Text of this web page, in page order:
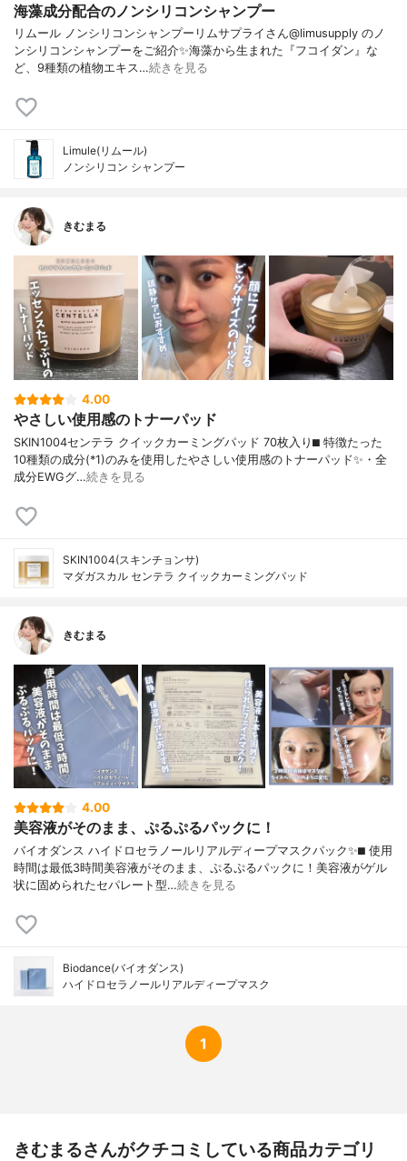
海藻成分配合のノンシリコンシャンプー
リムール ノンシリコンシャンプーリムサプライさん@limusupply のノ
ンシリコンシャンプーをご紹介✨海藻から生まれた『フコイダン』な
ど、9種類の植物エキス…続きを見る
Limule(リムール)
ノンシリコン シャンプー
きむまる
4.00
やさしい使用感のトナーパッド
SKIN1004センテラ クイックカーミングパッド 70枚入り⬛︎ 特徴たった
10種類の成分(*1)のみを使用したやさしい使用感のトナーパッド✨・全
成分EWGグ…続きを見る
SKIN1004(スキンチョンサ)
マダガスカル センテラ クイックカーミングパッド
きむまる
4.00
美容液がそのまま、ぷるぷるパックに！
バイオダンス ハイドロセラノールリアルディープマスクパック✨⬛︎ 使用
時間は最低3時間美容液がそのまま、ぷるぷるパックに！美容液がゲル
状に固められたセパレート型…続きを見る
Biodance(バイオダンス)
ハイドロセラノールリアルディープマスク
1
きむまるさんがクチコミしている商品カテゴリ